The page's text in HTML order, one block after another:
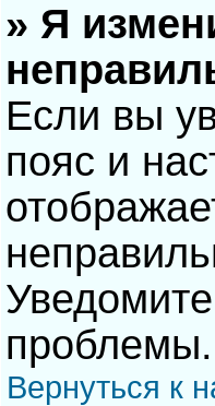
» Я
Если вы
пояс и
проблемы.
Вернуться к